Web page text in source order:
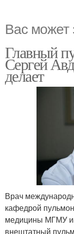
Вас может
Главный
Сергей
делает
Врач
кафедрой
медицины МГМУ
внештатный